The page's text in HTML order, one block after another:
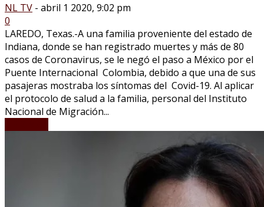
NL TV - abril 1 2020, 9:02 pm
0
LAREDO, Texas.-A una familia proveniente del estado de
Indiana, donde se han registrado muertes y más de 80
casos de Coronavirus, se le negó el paso a México por el
Puente Internacional Colombia, debido a que una de sus
pasajeras mostraba los síntomas del Covid-19. Al aplicar
el protocolo de salud a la familia, personal del Instituto
Nacional de Migración...